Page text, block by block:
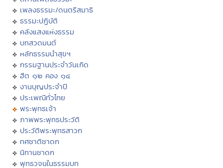
เพลงธรรมะ/ดนตรีสมาธิ
ธรรมะปฏิบัติ
คลังแสงแห่งธรรม
บทสวดมนต์
หลักธรรมนำสุขฯ
กรรมฐานประจำวันเกิด
ฮีต ๑๒ คอง ๑๔
งานบุญประจำปี
ประเพณีทั่วไทย
พระพุทธเจ้า
ภาพพระพุทธประวัติ
ประวัติพระพุทธสาวก
ทศชาติชาดก
นิทานชาดก
พุทธวจนในธรรมบท